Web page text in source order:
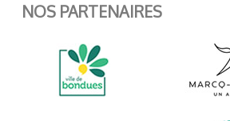
NOS PARTENAIRES